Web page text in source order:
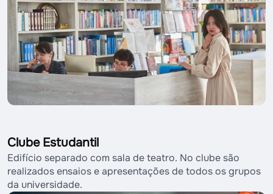
Clube Estudantil
Edifício separado com sala de teatro. No clube são
realizados ensaios e apresentações de todos os grupos
da universidade.